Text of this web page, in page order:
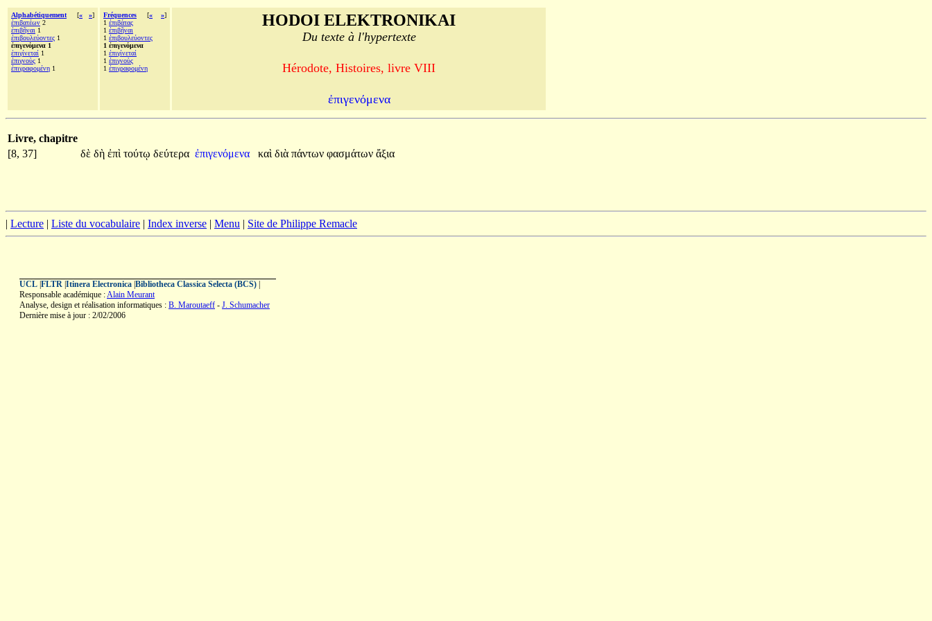
Alphabétiquement [« »]
ἐπιβατέων 2
ἐπιβῆναι 1
ἐπιβουλεύοντες 1
ἐπιγενόμενα 1
ἐπιγίνεταί 1
ἐπιγνοὺς 1
ἐπιγραφομένη 1
Fréquences [« »]
1 ἐπιβάτας
1 ἐπιβῆναι
1 ἐπιβουλεύοντες
1 ἐπιγενόμενα
1 ἐπιγίνεταί
1 ἐπιγνοὺς
1 ἐπιγραφομένη
HODOI ELEKTRONIKAI
Du texte à l'hypertexte
Hérodote, Histoires, livre VIII
ἐπιγενόμενα
Livre, chapitre
[8, 37]
δὲ δὴ ἐπὶ τούτῳ δεύτερα ἐπιγενόμενα καὶ διὰ πάντων φασμάτων ἄξια
| Lecture | Liste du vocabulaire | Index inverse | Menu | Site de Philippe Remacle
UCL FLTR Itinera Electronica Bibliotheca Classica Selecta (BCS)
Responsable académique :Alain Meurant
Analyse, design et réalisation informatiques : B. Maroutaeff - J. Schumacher
Dernière mise à jour : 2/02/2006